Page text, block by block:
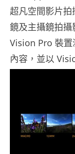
超凡空間影片
鏡及主攝鏡拍
Vision Pro 裝置
內容，並以